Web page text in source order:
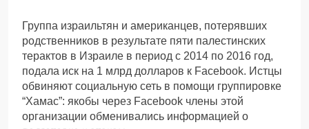
Группа израильтян и американцев, потерявших
родственников в результате пяти палестинских
терактов в Израиле в период с 2014 по 2016 год,
подала иск на 1 млрд долларов к Facebook. Истцы
обвиняют социальную сеть в помощи группировке
“Хамас”: якобы через Facebook члены этой
организации обменивались информацией о